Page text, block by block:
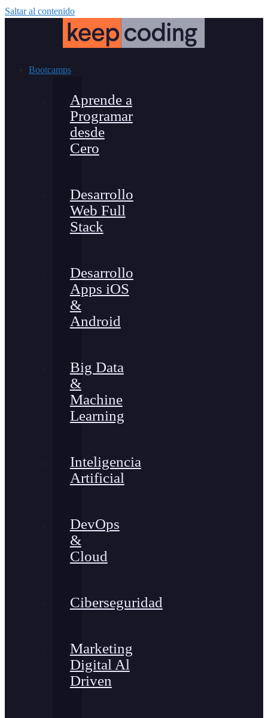
Saltar al contenido
Bootcamps
Aprende a
Programar
desde
Cero
Desarrollo
Web Full
Stack
Desarrollo
Apps iOS
&
Android
Big Data
&
Machine
Learning
Inteligencia
Artificial
DevOps
&
Cloud
Ciberseguridad
Marketing
Digital Al
Driven